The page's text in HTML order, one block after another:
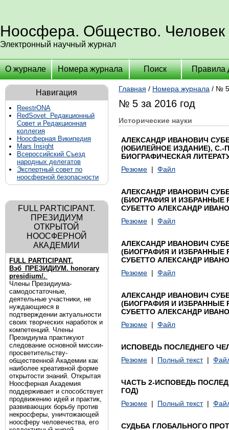
Ноосфера. Общество. Человек
Электронный научный журнал
О журнале Номера журнала Поиск Правила
Навигация
ReestrONA
RedSovet. Редакционный
Совет и Редакционная
коллегия
Ноосферная Википедия
Mars Insight
Всероссийский Съезд
народных делегатов
Экспертный совет по
ноосферной безопасности
FULL PARTICIPANT.
ПРЕЗИДИУМ
ОТКРЫТОЙ
НООСФЕРНОЙ
АКАДЕМИИ
FULL PARTICIPANT.
Вэб_ПРЕЗИДИУМ. honorary
presidium/.
Члены Президиума-
самодостаточные,
деятельные участники, не
нуждающиеся в
подтверждении актуальности
своих творческих наработок и
компетенций. Члены
Президиума практикуют
следование основной миссии-
просветительству-
общественной Академии как
наиболее креативной форме
открытости знаний. Открытая
Ноосферная Академия
поддерживает и способствует
продвижению идей и практик,
развивающих борьбу против
некросферы, уничтожающей
ноосферу человечества, его
Главная / Номера журнала / № 5
№ 5 за 2016 год
Исторические науки
АЛЕКСАНДР ИВАНОВИЧ
(ЮБИЛЕЙНОЕ ИЗДАНИЕ), С.-
БИОГРАФИЧЕСКАЯ
Резюме | Файл
АЛЕКСАНДР ИВАНОВИЧ
(БИОГРАФИЯ И ИЗБРАННЫЕ
СУБЕТТО АЛЕКСАНДР
Резюме | Файл
АЛЕКСАНДР ИВАНОВИЧ
(БИОГРАФИЯ И ИЗБРАННЫЕ
СУБЕТТО АЛЕКСАНДР
Резюме | Файл
АЛЕКСАНДР ИВАНОВИЧ
(БИОГРАФИЯ И ИЗБРАННЫЕ
СУБЕТТО АЛЕКСАНДР
Резюме | Файл
ИСПОВЕДЬ ПОСЛЕДНЕГО
Резюме | Полный текст|
ЧАСТЬ 2-ИСПОВЕДЬ
ГОД)
Резюме | Полный текст|
СУДЬБА ГЛОБАЛЬНОГО